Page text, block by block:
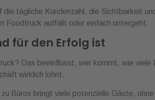
tägliche Kundenzahl, die Sichtbarkeit
Foodtruck auffällt oder einfach untergeht.
für den Erfolg ist
Das beeinflusst, wer kommt, wie viele
wirklich lohnt.
Büros bringt viele potenzielle Gäste,